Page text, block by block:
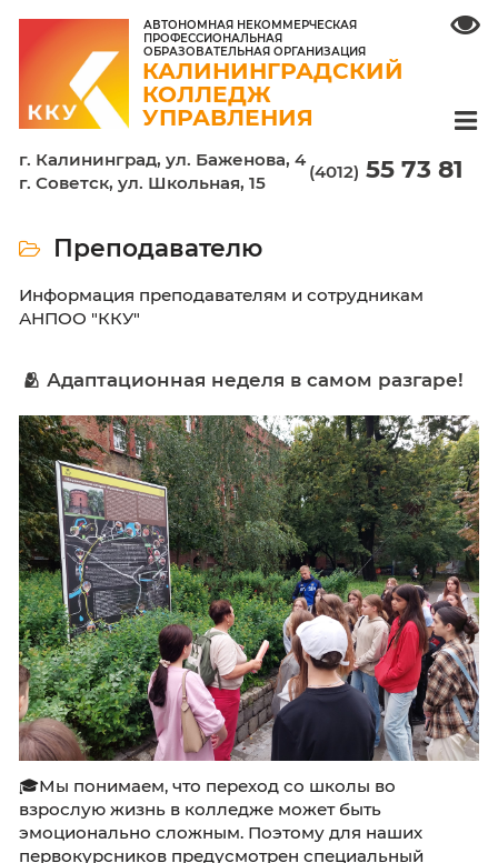
АВТОНОМНАЯ НЕКОММЕРЧЕСКАЯ
ПРОФЕССИОНАЛЬНАЯ
ОБРАЗОВАТЕЛЬНАЯ ОРГАНИЗАЦИЯ
КАЛИНИНГРАДСКИЙ
КОЛЛЕДЖ
г. Калининград, ул. Баженова, 4
Преподавателю
АНПОО "ККУ"
🫂 Адаптационная неделя в самом